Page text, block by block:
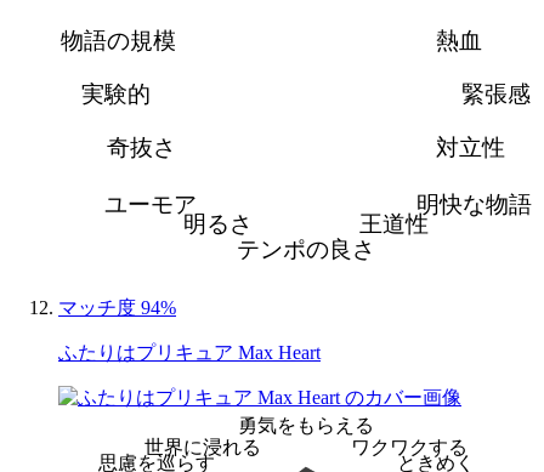
熱血
緊張感
対立性
明快な物語
王道性
テンポの良さ
明るさ
ユーモア
奇抜さ
実験的
物語の規模
マッチ度 94%
ふたりはプリキュア Max Heart
勇気をもらえる
ワクワクする
ときめく
思慮を巡らす
世界に浸れる